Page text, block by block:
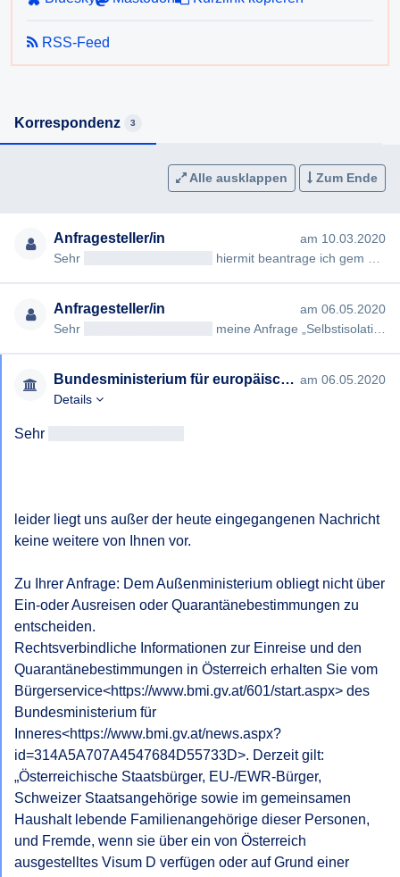
RSS-Feed
Korrespondenz 3
Alle ausklappen Zum Ende
Anfragesteller/in
am 10.03.2020
Sehr
hiermit beantrage ich gem §§ 2, 3 AuskunftspflichtG die Erteilung folgender Auskunft…
Anfragesteller/in
am 06.05.2020
Sehr
meine Anfrage „Selbstisolation nach Iran-Reise“ vom 10.03.2020 (#1905) wurde von Ihn…
Bundesministerium für europäische und internationale Angelegenheiten am 06.05.2020
Details
Sehr
leider liegt uns außer der heute eingegangenen Nachricht
keine weitere von Ihnen vor.
Zu Ihrer Anfrage: Dem Außenministerium obliegt nicht über
Ein-oder Ausreisen oder Quarantänebestimmungen zu
entscheiden.
Rechtsverbindliche Informationen zur Einreise und den
Quarantänebestimmungen in Österreich erhalten Sie vom
Bürgerservice<https://www.bmi.gv.at/601/start.aspx> des
Bundesministerium für
Inneres<https://www.bmi.gv.at/news.aspx?
id=314A5A707A4547684D55733D>. Derzeit gilt:
„Österreichische Staatsbürger, EU-/EWR-Bürger,
Schweizer Staatsangehörige sowie im gemeinsamen
Haushalt lebende Familienangehörige dieser Personen,
und Fremde, wenn sie über ein von Österreich
ausgestelltes Visum D verfügen oder auf Grund einer